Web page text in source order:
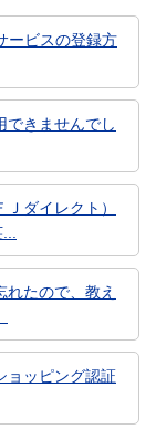
ービスの登録方
できませんでし
ダイレクト）
れたので、教え
ョッピング認証